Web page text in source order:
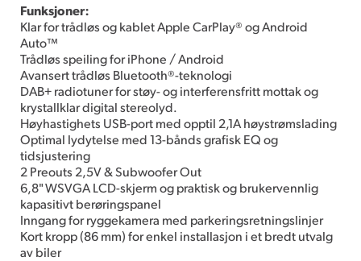
Funksjoner:
Klar for trådløs og kablet Apple CarPlay® og Android
Auto™
Trådløs speiling for iPhone / Android
Avansert trådløs Bluetooth®-teknologi
DAB+ radiotuner for støy- og interferensfritt mottak og
krystallklar digital stereolyd.
Høyhastighets USB-port med opptil 2,1A høystrømslading
Optimal lydytelse med 13-bånds grafisk EQ og
tidsjustering
2 Preouts 2,5V & Subwoofer Out
6,8" WSVGA LCD-skjerm og praktisk og brukervennlig
kapasitivt berøringspanel
Inngang for ryggekamera med parkeringsretningslinjer
Kort kropp (86 mm) for enkel installasjon i et bredt utvalg
av biler